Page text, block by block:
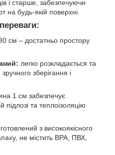
і старше, забезпечуючи
на будь-якій поверхні.
см – достатньо простору
легко розкладається та
зберігання і
1 см забезпечує
підлозі та теплоізоляцію
з високоякісного
не містить BPA, ПВХ,